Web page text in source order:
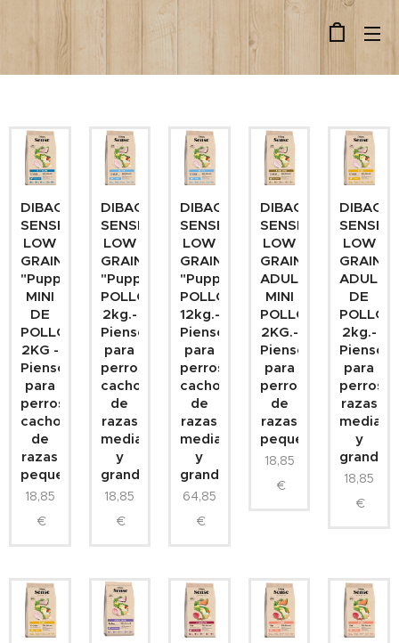
DIBAQ
SENSE
LOW
GRAIN
"Puppy"
MINI
DE
POLLO
2KG -
Pienso
para
perros
cachorros
de
razas
pequeñas
18,85
€
DIBAQ
SENSE
LOW
GRAIN
"Puppy"
POLLO
2kg.-
Pienso
para
perros
cachorros
de
razas
medianas
y
grandes
18,85
€
DIBAQ
SENSE
LOW
GRAIN
"Puppy"
POLLO
12kg.-
Pienso
para
perros
cachorros
de
razas
medianas
y
grandes
64,85
€
DIBAQ
SENSE
LOW
GRAIN
ADULTO
MINI
POLLO
2KG.-
Pienso
para
perros
de
razas
pequeñas
18,85
€
DIBAQ
SENSE
LOW
GRAIN
ADULTO
DE
POLLO
2kg.-
Pienso
para
perros
razas
y
grandes
18,85
€